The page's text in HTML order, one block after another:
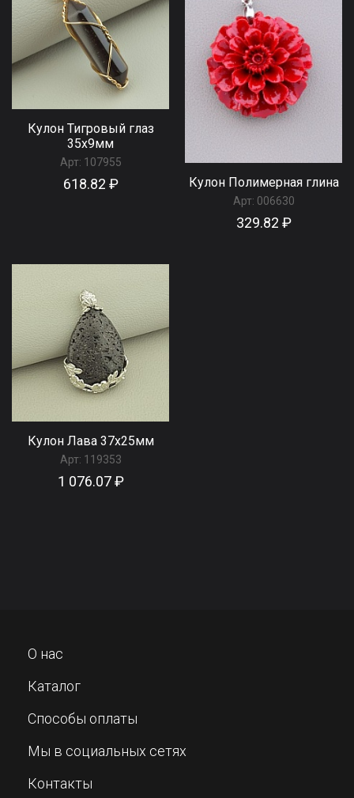
Кулон Тигровый глаз
35x9мм
Арт: 107955
618.82 ₽ Кулон Полимерная глина
Арт: 006630
329.82 ₽
Кулон Лава 37x25мм
Арт: 119353
1 076.07 ₽
О нас
Каталог
Способы оплаты
Мы в социальных сетях
Контакты